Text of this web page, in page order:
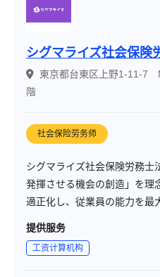
シグマライズ社会保険
東京都台東区上野1-11-7
階
社会保险劳务师
シグマライズ社会保険労務士
発揮させる機会の創造」を理
適正化し、従業員の能力を最
トを提供しています。法改正
ます。
提供服务
工资计算机构